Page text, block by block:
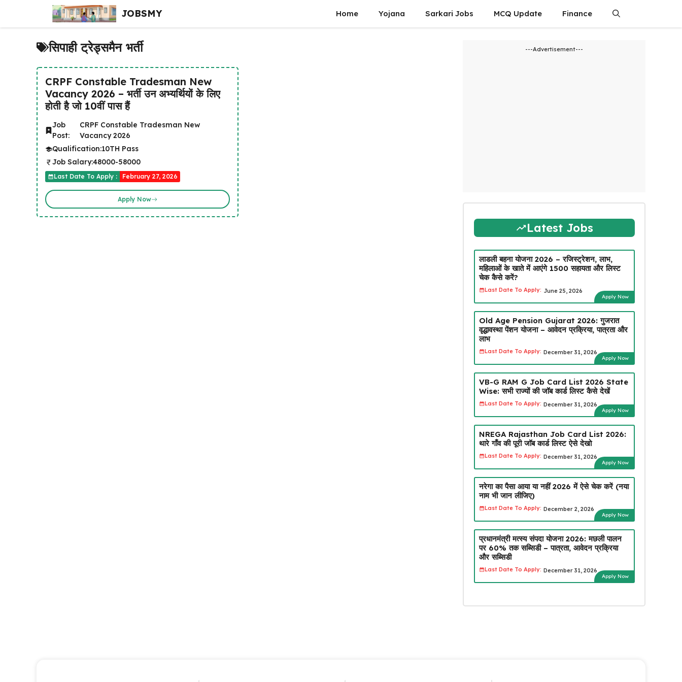
content
JOBSMY Home Yojana Sarkari Jobs MCQ Update Finance
सिपाही ट्रेड्समैन भर्ती
CRPF Constable Tradesman New
Vacancy 2026 – भर्ती उन अभ्यर्थियों के लिए
होती है जो 10वीं पास हैं
Job
Post:
CRPF Constable Tradesman New
Vacancy 2026
Qualification:10TH Pass
Job Salary:48000-58000
Last Date To Apply : February 27, 2026
Apply Now
---Advertisement---
Latest Jobs
लाडली बहना योजना 2026 – रजिस्ट्रेशन, लाभ,
महिलाओं के खाते में आएंगे ₹1500 सहायता और लिस्ट
चेक कैसे करें?
Last Date To Apply: June 25, 2026
Apply Now
Old Age Pension Gujarat 2026: गुजरात
वृद्धावस्था पेंशन योजना – आवेदन प्रक्रिया, पात्रता और
लाभ
Last Date To Apply: December 31, 2026
Apply Now
VB-G RAM G Job Card List 2026 State
Wise: सभी राज्यों की जॉब कार्ड लिस्ट कैसे देखें
Last Date To Apply: December 31, 2026
Apply Now
NREGA Rajasthan Job Card List 2026:
थारे गाँव की पूरी जॉब कार्ड लिस्ट ऐसे देखो
Last Date To Apply: December 31, 2026
Apply Now
नरेगा का पैसा आया या नहीं 2026 में ऐसे चेक करें (नया
नाम भी जान लीजिए)
Last Date To Apply: December 2, 2026
Apply Now
प्रधानमंत्री मत्स्य संपदा योजना 2026: मछली पालन
पर 60% तक सब्सिडी – पात्रता, आवेदन प्रक्रिया
और सब्सिडी
Last Date To Apply: December 31, 2026
Apply Now